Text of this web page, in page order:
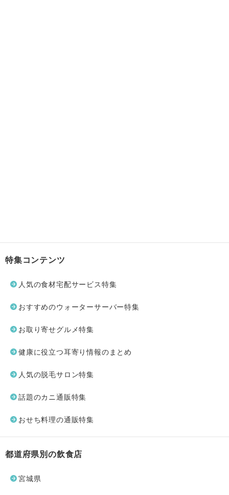
特集コンテンツ
人気の食材宅配サービス特集
おすすめのウォーターサーバー特集
お取り寄せグルメ特集
健康に役立つ耳寄り情報のまとめ
人気の脱毛サロン特集
話題のカニ通販特集
おせち料理の通販特集
都道府県別の飲食店
宮城県